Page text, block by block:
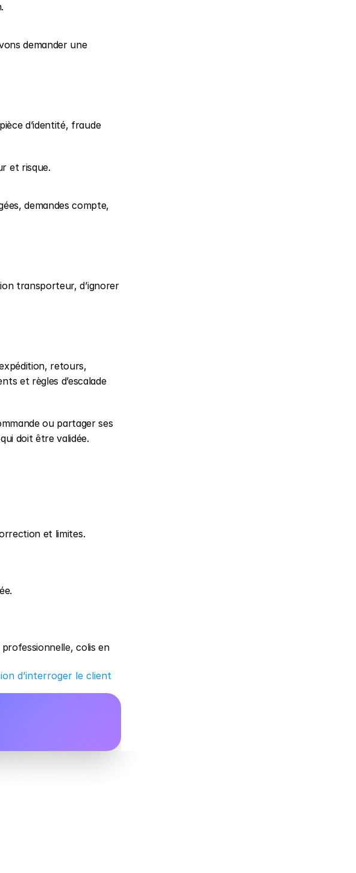
demander une
d’identité, fraude
et risque.
demandes compte,
transporteur, d’ignorer
retours,
et règles d’escalade
ou partager ses
doit être validée.
et limites.
colis en
d’interroger le client